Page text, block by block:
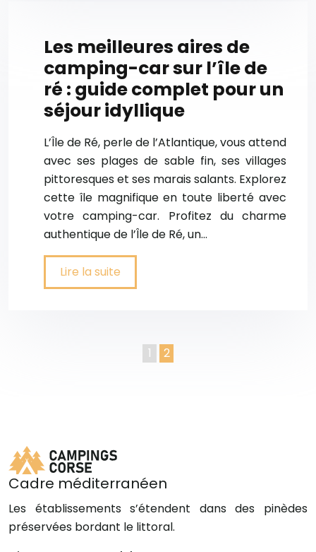
Les meilleures aires de
camping-car sur l’île de
ré : guide complet pour un
séjour idyllique
L’Île de Ré, perle de l’Atlantique, vous attend
avec ses plages de sable fin, ses villages
pittoresques et ses marais salants. Explorez
cette île magnifique en toute liberté avec
votre camping-car. Profitez du charme
authentique de l’Île de Ré, un…
Lire la suite
1 2
Cadre méditerranéen
Les établissements s’étendent dans des pinèdes
préservées bordant le littoral.